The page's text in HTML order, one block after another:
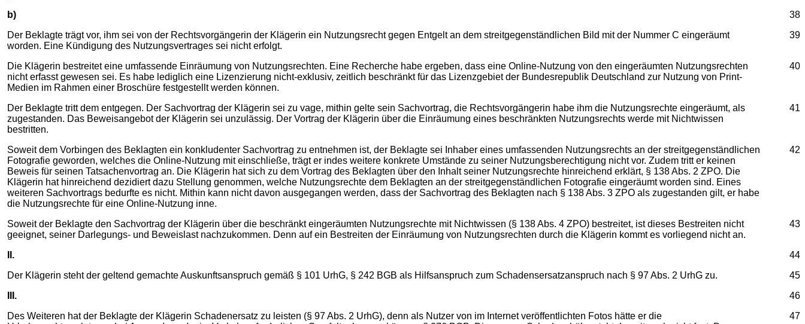
38
b)
39
Der Beklagte trägt vor, ihm sei von der Rechtsvorgängerin der Klägerin ein Nutzungsrecht gegen Entgelt an dem streitgegenständlichen Bild mit der Nummer C eingeräumt
worden. Eine Kündigung des Nutzungsvertrages sei nicht erfolgt.
40
Die Klägerin bestreitet eine umfassende Einräumung von Nutzungsrechten. Eine Recherche habe ergeben, dass eine Online-Nutzung von den eingeräumten Nutzungsrechten
nicht erfasst gewesen sei. Es habe lediglich eine Lizenzierung nicht-exklusiv, zeitlich beschränkt für das Lizenzgebiet der Bundesrepublik Deutschland zur Nutzung von Print-
Medien im Rahmen einer Broschüre festgestellt werden können.
41
Der Beklagte tritt dem entgegen. Der Sachvortrag der Klägerin sei zu vage, mithin gelte sein Sachvortrag, die Rechtsvorgängerin habe ihm die Nutzungsrechte eingeräumt, als
zugestanden. Das Beweisangebot der Klägerin sei unzulässig. Der Vortrag der Klägerin über die Einräumung eines beschränkten Nutzungsrechts werde mit Nichtwissen
bestritten.
42
Soweit dem Vorbingen des Beklagten ein konkludenter Sachvortrag zu entnehmen ist, der Beklagte sei Inhaber eines umfassenden Nutzungsrechts an der streitgegenständlichen
Fotografie geworden, welches die Online-Nutzung mit einschließe, trägt er indes weitere konkrete Umstände zu seiner Nutzungsberechtigung nicht vor. Zudem tritt er keinen
Beweis für seinen Tatsachenvortrag an. Die Klägerin hat sich zu dem Vortrag des Beklagten über den Inhalt seiner Nutzungsrechte hinreichend erklärt, § 138 Abs. 2 ZPO. Die
Klägerin hat hinreichend dezidiert dazu Stellung genommen, welche Nutzungsrechte dem Beklagten an der streitgegenständlichen Fotografie eingeräumt worden sind. Eines
weiteren Sachvortrags bedurfte es nicht. Mithin kann nicht davon ausgegangen werden, dass der Sachvortrag des Beklagten nach § 138 Abs. 3 ZPO als zugestanden gilt, er habe
die Nutzungsrechte für eine Online-Nutzung inne.
43
Soweit der Beklagte den Sachvortrag der Klägerin über die beschränkt eingeräumten Nutzungsrechte mit Nichtwissen (§ 138 Abs. 4 ZPO) bestreitet, ist dieses Bestreiten nicht
geeignet, seiner Darlegungs- und Beweislast nachzukommen. Denn auf ein Bestreiten der Einräumung von Nutzungsrechten durch die Klägerin kommt es vorliegend nicht an.
44
II.
45
Der Klägerin steht der geltend gemachte Auskunftsanspruch gemäß § 101 UrhG, § 242 BGB als Hilfsanspruch zum Schadensersatzanspruch nach § 97 Abs. 2 UrhG zu.
46
III.
47
Des Weiteren hat der Beklagte der Klägerin Schadenersatz zu leisten (§ 97 Abs. 2 UrhG), denn als Nutzer von im Internet veröffentlichten Fotos hätte er die